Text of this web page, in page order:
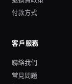
付款方式
客戶服務
聯絡我們
常見問題